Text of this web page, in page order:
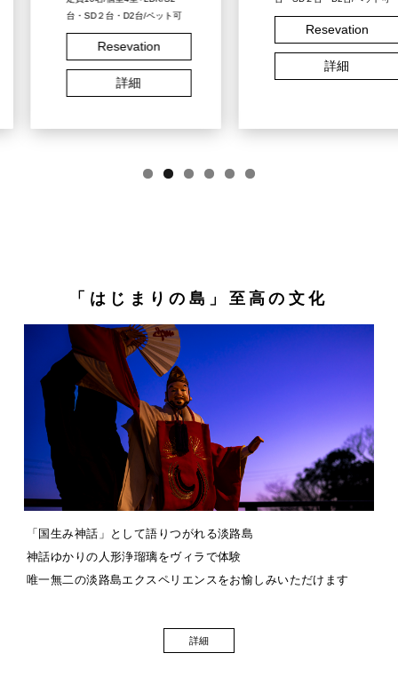
台・SD２台・D2台/ペット可
Resevation
Resevation
「はじまりの島」至高の文化
「国生み神話」として語りつがれる淡路島
神話ゆかりの人形浄瑠璃をヴィラで体験
唯一無二の淡路島エクスペリエンスをお愉しみいただけます
詳細